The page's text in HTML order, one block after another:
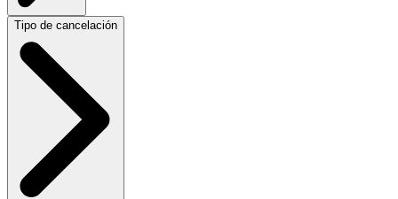
Tipo de cancelación